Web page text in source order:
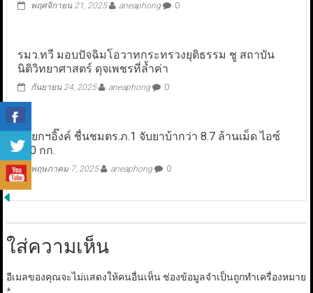
พฤศจิกายน 21, 2025 aneaphong 0
รมว.ทวี มอบปัจฉิมโอวาทกระทรวงยุติธรรม ชู สถาบัน
นิติวิทยาศาสตร์ ดุจเพชรที่ล้ำค่า
กันยายน 24, 2025 aneaphong 0
นายกฯอิ๊งค์ ชื่นชมตร.ภ.1 จับยาบ้ากว่า 8.7 ล้านเม็ด ไอซ์
720 กก.
พฤษภาคม 7, 2025 aneaphong 0
ใส่ความเห็น
อีเมลของคุณจะไม่แสดงให้คนอื่นเห็น ช่องข้อมูลจำเป็นถูกทำเครื่องหมาย